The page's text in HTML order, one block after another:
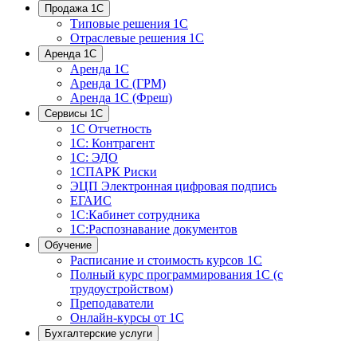
Продажа 1С
Типовые решения 1С
Отраслевые решения 1С
Аренда 1С
Аренда 1С
Аренда 1С (ГРМ)
Аренда 1С (Фреш)
Сервисы 1С
1С Отчетность
1С: Контрагент
1С: ЭДО
1СПАРК Риски
ЭЦП Электронная цифровая подпись
ЕГАИС
1С:Кабинет сотрудника
1С:Распознавание документов
Обучение
Расписание и стоимость курсов 1С
Полный курс программирования 1С (с
трудоустройством)
Преподаватели
Онлайн-курсы от 1С
Бухгалтерские услуги